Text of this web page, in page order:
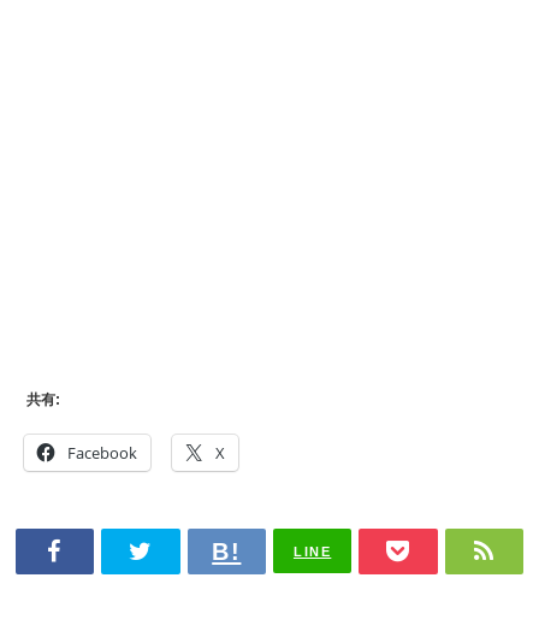
共有:
Facebook X
LINE